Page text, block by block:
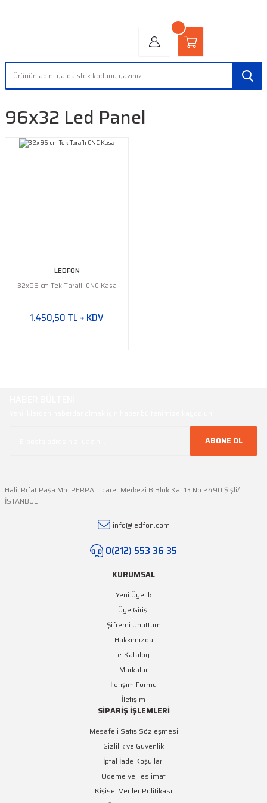
96x32 Led Panel
LEDFON
32x96 cm Tek Taraflı CNC Kasa
1.450,50 TL + KDV
ABONE OL
Halil Rıfat Paşa Mh. PERPA Ticaret Merkezi B Blok Kat:13 No:2490 Şişli/
İSTANBUL
info@ledfon.com
0(212) 553 36 35
KURUMSAL
Yeni Üyelik
Üye Girişi
Şifremi Unuttum
Hakkımızda
e-Katalog
Markalar
İletişim Formu
İletişim
SİPARİŞ İŞLEMLERİ
Mesafeli Satış Sözleşmesi
Gizlilik ve Güvenlik
İptal İade Koşulları
Ödeme ve Teslimat
Kişisel Veriler Politikası